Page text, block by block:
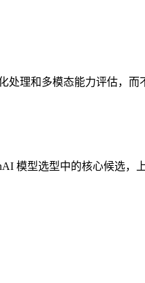
处理和多模态能力评估，而
模型选型中的核心候选，